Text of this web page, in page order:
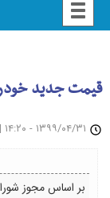
قیمت جدید
|
بر اساس مجوز